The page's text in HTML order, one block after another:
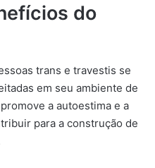
do
trans e travestis se
em seu ambiente de
a autoestima e a
para a construção de